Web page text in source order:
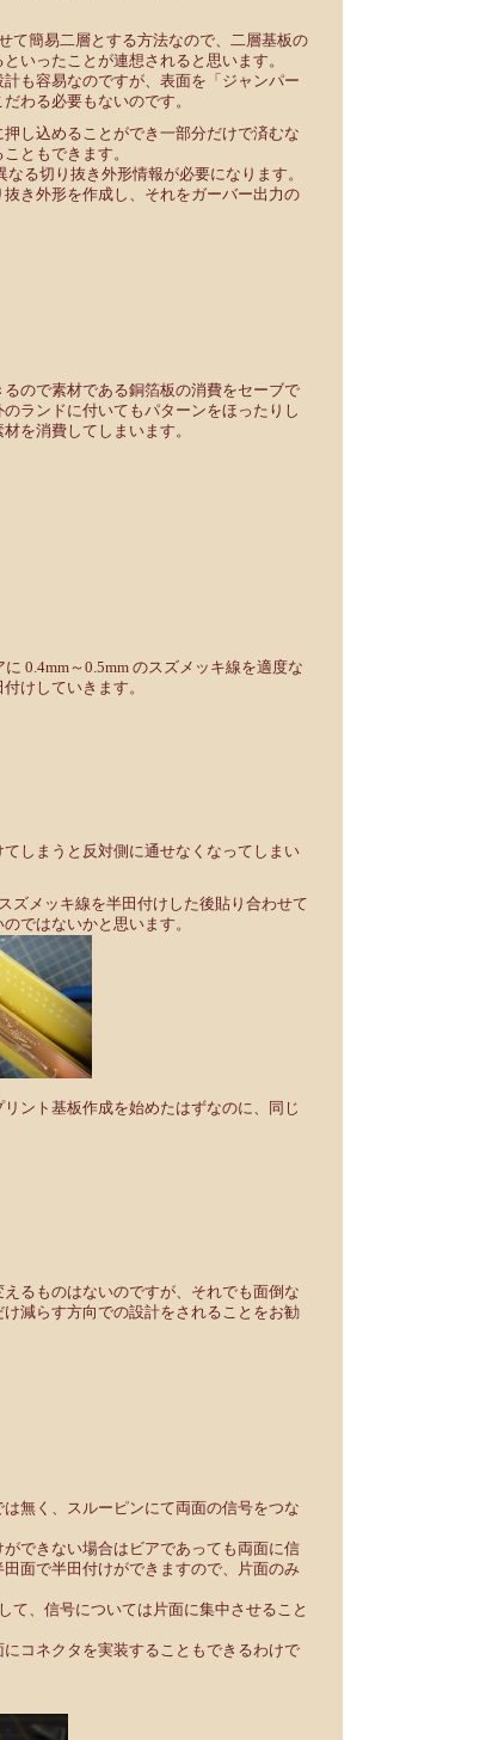
て簡易二層とする方法なので、二層基板の
いったことが連想されると思います。
も容易なのですが、表面を「ジャンパー
わる必要もないのです。
し込めることができ一部分だけで済むな
ともできます。
る切り抜き外形情報が必要になります。
き外形を作成し、それをガーバー出力の
ので素材である銅箔板の消費をセーブで
ランドに付いてもパターンをほったりし
を消費してしまいます。
0.4mm～0.5mm のスズメッキ線を適度な
けしていきます。
しまうと反対側に通せなくなってしまい
ズメッキ線を半田付けした後貼り合わせて
ではないかと思います。
ント基板作成を始めたはずなのに、同じ
るものはないのですが、それでも面倒な
減らす方向での設計をされることをお勧
無く、スルーピンにて両面の信号をつな
できない場合はビアであっても両面に信
面で半田付けができますので、片面のみ
て、信号については片面に集中させること
コネクタを実装することもできるわけで